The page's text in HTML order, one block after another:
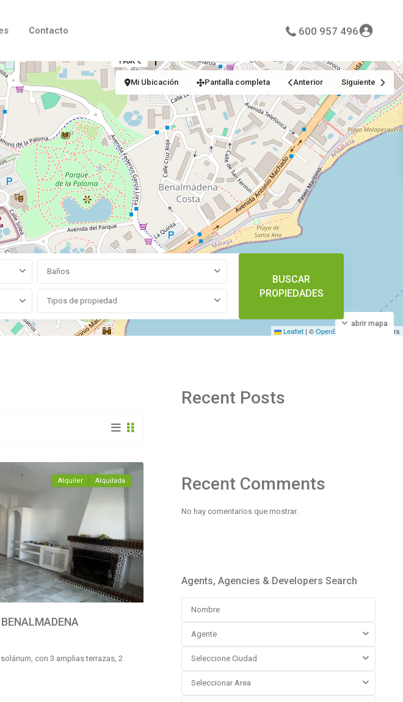
Contacto 600 957 496
198K €
75K €
Leaflet | ©OpenStreetMap contributors
abrir mapa
Mi Ubicación Pantalla completa Anterior Siguiente
Baños
Tipos de propiedad
BUSCAR
PROPIEDADES
Alquiler Alquilada
con 3 amplias terrazas, 2
Recent Posts
Recent Comments
No hay comentarios que mostrar.
Agents, Agencies & Developers Search
Agente
Seleccione Ciudad
Seleccionar Area